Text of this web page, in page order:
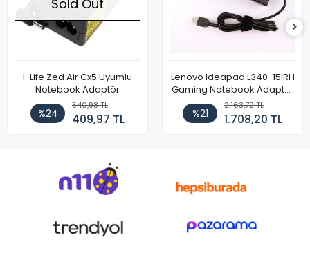
Sold Out
I-Life Zed Air Cx5 Uyumlu
Notebook Adaptör
%24
540,93 TL
409,97 TL
Lenovo Ideapad L340-15IRH
Gaming Notebook Adaptör
Cihazı Şarj Aleti (150W)
%21
2.163,72 TL
1.708,20 TL